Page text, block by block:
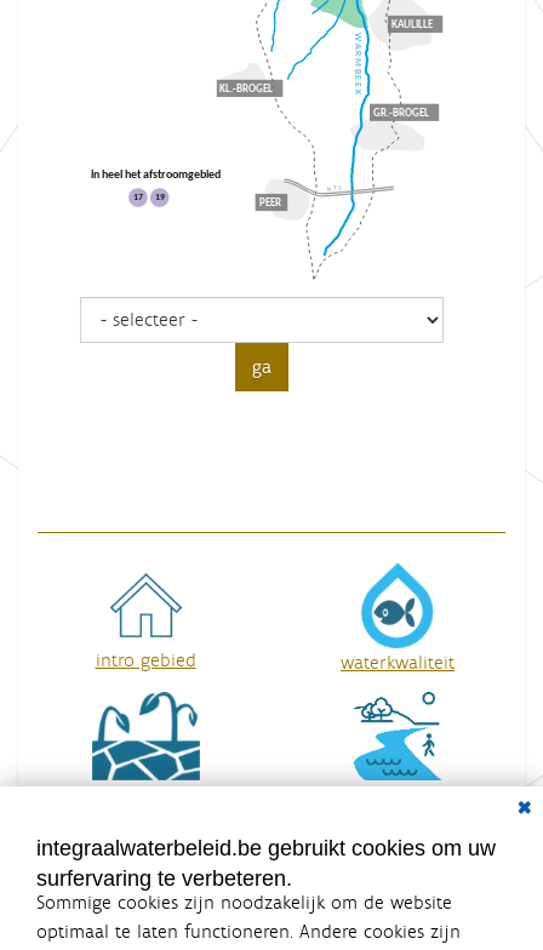
KAULILLE
GR.-BROGEL
KL.-BROGEL
PEER
WARMBEEK
N73
in heel het afstroomgebied
17 19
intro gebied waterkwaliteit
waterbeleving
integraalwaterbeleid.be gebruikt cookies om uw
surfervaring te verbeteren.
Sommige cookies zijn noodzakelijk om de website
optimaal te laten functioneren. Andere cookies zijn